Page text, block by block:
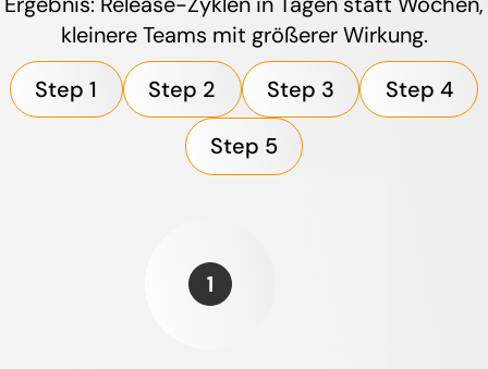
kleinere Teams mit größerer Wirkung.
Step 1
Step 2 Step 3 Step 4
Step 5